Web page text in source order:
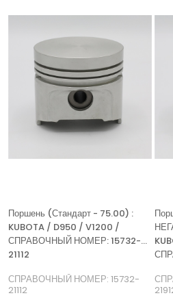
Поршень (Стандарт - 75.00) :
KUBOTA / D950 / V1200 /
СПРАВОЧНЫЙ НОМЕР: 15732-
21112
СПРАВОЧНЫЙ НОМЕР: 15732-
21112
%5Скидка